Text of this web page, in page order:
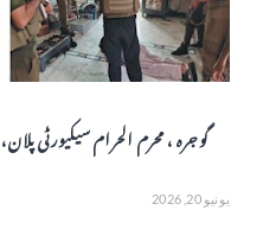
گوجرہ ، محرم الحرام سیکیورٹی
يونيو 20, 2026